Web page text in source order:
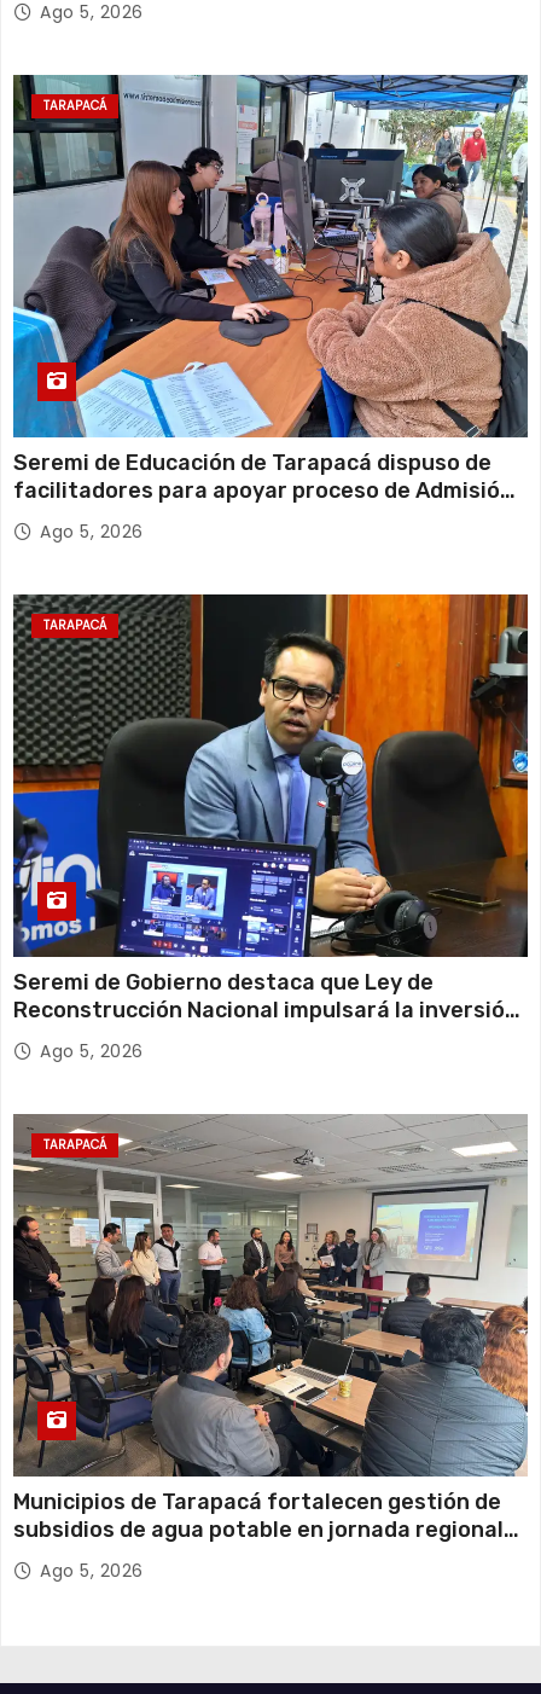
Ago 5, 2026
TARAPACÁ
Seremi de Educación de Tarapacá dispuso de
facilitadores para apoyar proceso de Admisión
Escolar 2027
Ago 5, 2026
TARAPACÁ
Seremi de Gobierno destaca que Ley de
Reconstrucción Nacional impulsará la inversión
y el empleo en Tarapacá
Ago 5, 2026
TARAPACÁ
Municipios de Tarapacá fortalecen gestión de
subsidios de agua potable en jornada regional
organizada por Aguas del Altiplano y ANDESS
Ago 5, 2026